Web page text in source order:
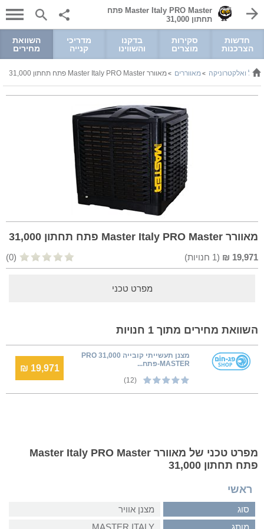
Master Italy PRO Master פתח
תחתון 31,000
חדשות
הצרכנות
סקירות
מוצרים
בדקנו
והשווינו
מדריכי
קנייה
השוואת
מחירים
ואלקטרוניקה >מאווררים >מאוורר Master Italy PRO Master פתח תחתון 31,000
מאוורר Master Italy PRO Master פתח תחתון 31,000
19,971
₪
(
1 חנויות) (0)
מפרט טכני
השוואת מחירים מתוך 1 חנויות
מצנן תעשייתי קובייה 31,000 PRO
MASTER-פתח...
(12)
19,971 ₪
מפרט טכני של מאוורר Master Italy PRO Master
פתח תחתון 31,000
ראשי
סוג
מצנן אוויר
מותג
MASTER ITALY